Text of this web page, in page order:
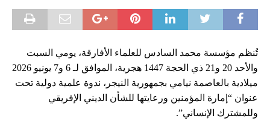
تُنظم مؤسسة محمد السادس للعلماء الأفارقة، يومي السبت
والأحد 20 و21 ذي الحجة 1447 هجرية، الموافق لـ 6 و7 يونيو 2026
ميلادية بالعاصمة نيامي بجمهورية النيجر، ندوة علمية دولية تحت
عنوان “إمارة المؤمنين ورعايتها للشأن الديني الإفريقي
وللمشترك الإنساني”.